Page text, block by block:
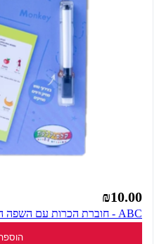
₪10.00
ABC - חוברת הכרות עם השפה האנגלית